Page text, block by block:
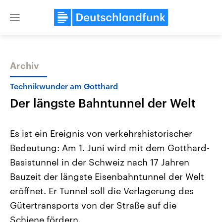
Close
Themen
Landtagswahl Sachsen-Anhalt
2026
Alle Informationen
Sachsen-Anhalt wählt am 6.
September 2026 einen neuen
Landtag. Seit 2021 wird das
Bundesland von einer Koalition aus
USA
Aktuelle Beiträge,
Hintergründe
Wirtschaftlich und
gehören die Vereinigten
Archiv
Technikwunder am Gotthard
Der längste Bahntunnel der Welt
Es ist ein Ereignis von verkehrshistorischer
Bedeutung: Am 1. Juni wird mit dem Gotthard-
Basistunnel in der Schweiz nach 17 Jahren
Bauzeit der längste Eisenbahntunnel der Welt
eröffnet. Er Tunnel soll die Verlagerung des
Gütertransports von der Straße auf die
Schiene fördern.